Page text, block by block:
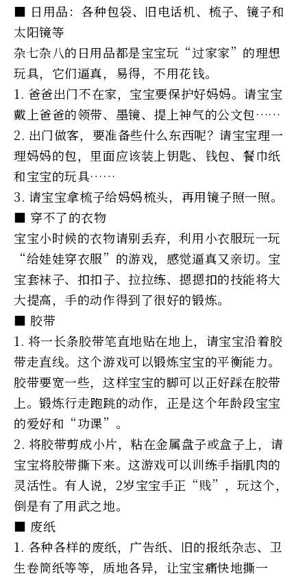
■ 日用品：各种包袋、旧电话机、梳子、镜子和
太阳镜等
杂七杂八的日用品都是宝宝玩“过家家”的理想
玩具，它们逼真，易得，不用花钱。
1. 爸爸出门不在家，宝宝要保护好妈妈。请宝宝
戴上爸爸的领带、墨镜、提上神气的公文包……
2. 出门做客，要准备些什么东西呢？请宝宝理一
理妈妈的包，里面应该装上钥匙、钱包、餐巾纸
和宝宝的玩具……
3. 请宝宝拿梳子给妈妈梳头，再用镜子照一照。
■ 穿不了的衣物
宝宝小时候的衣物请别丢弃，利用小衣服玩一玩
“给娃娃穿衣服”的游戏，感觉逼真又亲切。宝
宝套袜子、扣扣子、拉拉练、摁摁扣的技能将大
大提高，手的动作得到了很好的锻炼。
■ 胶带
1. 将一长条胶带笔直地贴在地上，请宝宝沿着胶
带走直线。这个游戏可以锻炼宝宝的平衡能力。
胶带要宽一些，这样宝宝的脚可以正好踩在胶带
上。锻炼行走跑跳的动作，正是这个年龄段宝宝
的爱好和“功课”。
2. 将胶带剪成小片，粘在金属盘子或盒子上，请
宝宝将胶带撕下来。这游戏可以训练手指肌肉的
灵活性。有人说，2岁宝宝手正“贱”，玩这个，
倒是有了用武之地。
■ 废纸
1. 各种各样的废纸，广告纸、旧的报纸杂志、卫
生卷筒纸等等，质地各异，让宝宝痛快地撕一